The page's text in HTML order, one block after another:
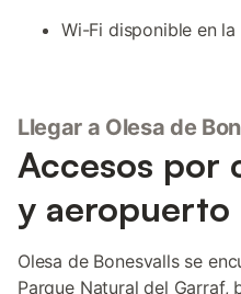
Wi-Fi disponible en
Llegar a Olesa de
Accesos por
y aeropuerto
Olesa de Bonesvalls se
Parque Natural del Garraf,